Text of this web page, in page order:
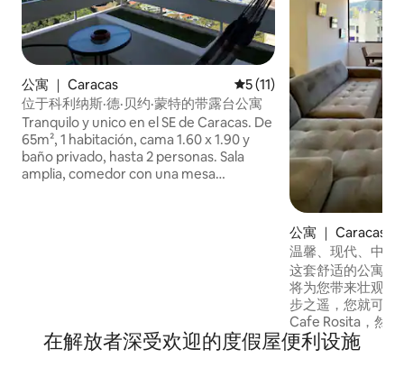
公寓 ｜ Caracas 平均评分 5 分（满分 5 分）
5 (11)
位于科利纳斯·德·贝约·蒙特的带露台公寓
Tranquilo y unico en el SE de Caracas. De
65m², 1 habitación, cama 1.60 x 1.90 y
baño privado, hasta 2 personas. Sala
amplia, comedor con una mesa
公寓 ｜ Caracas
温馨、现代、中心
美景
这套舒适的公寓，
将为您带来壮观的住宿体
步之遥，您就可以
Cafe Rosita，然
纳大道。 靠近商场、市场、旅游景点。 如
果您是来工作或
在解放者深受欢迎的度假屋便利设施